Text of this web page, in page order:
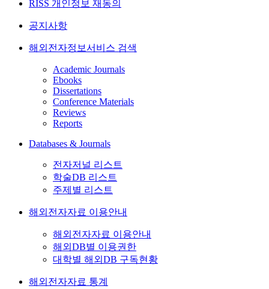
RISS 개인정보 재동의
공지사항
해외전자정보서비스 검색
Academic Journals
Ebooks
Dissertations
Conference Materials
Reviews
Reports
Databases & Journals
전자저널 리스트
학술DB 리스트
주제별 리스트
해외전자자료 이용안내
해외전자자료 이용안내
해외DB별 이용권한
대학별 해외DB 구독현황
해외전자자료 통계